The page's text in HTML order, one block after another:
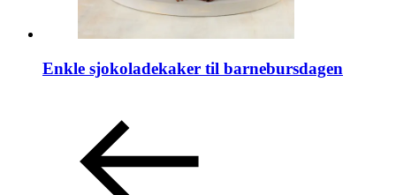
Enkle sjokoladekaker til barnebursdagen